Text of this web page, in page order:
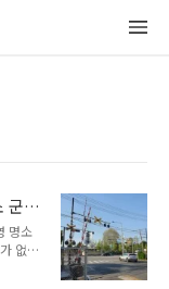
군
라
명소
없을
어